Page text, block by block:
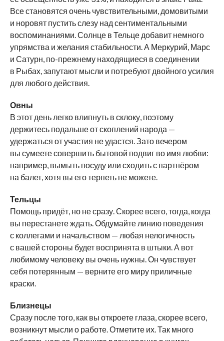
Все становятся очень чувствительными, домовитыми
и норовят пустить слезу над сентиментальными
воспоминаниями. Солнце в Тельце добавит немного
упрямства и желания стабильности. А Меркурий, Марс
и Сатурн, по-прежнему находящиеся в соединении
в Рыбах, запутают мысли и потребуют двойного усилия
для любого действия.
Овны
В этот день легко влипнуть в склоку, поэтому
держитесь подальше от скоплений народа —
удержаться от участия не удастся. Зато вечером
вы сумеете совершить бытовой подвиг во имя любви:
например, вымыть посуду или сходить с партнёром
на балет, хотя вы его терпеть не можете.
Тельцы
Помощь придёт, но не сразу. Скорее всего, тогда, когда
вы перестанете ждать. Обдумайте линию поведения
с коллегами и начальством — любая нелогичность
с вашей стороны будет воспринята в штыки. А вот
любимому человеку вы очень нужны. Он чувствует
себя потерянным — верните его миру приличные
краски.
Близнецы
Сразу после того, как вы откроете глаза, скорее всего,
возникнут мысли о работе. Отметите их. Так много